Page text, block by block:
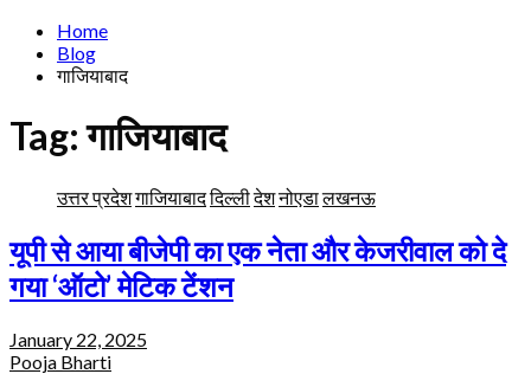
Home
Blog
गाजियाबाद
Tag:गाजियाबाद
उत्तर प्रदेशगाजियाबाददिल्लीदेशनोएडालखनऊ
यूपी से आया बीजेपी का एक नेता और केजरीवाल को दे
गया ‘ऑटो’ मेटिक टेंशन
January 22, 2025
Pooja Bharti